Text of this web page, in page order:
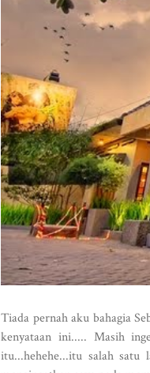
Tiada pernah aku bahagia
kenyataan ini..... Masih
itu...hehehe...itu salah